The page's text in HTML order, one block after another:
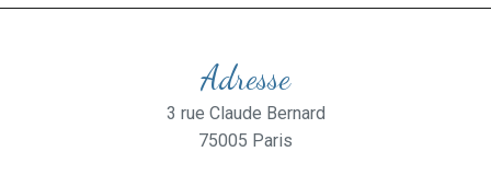
Adresse
3 rue Claude Bernard
75005 Paris